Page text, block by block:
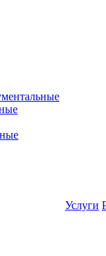
Услуги